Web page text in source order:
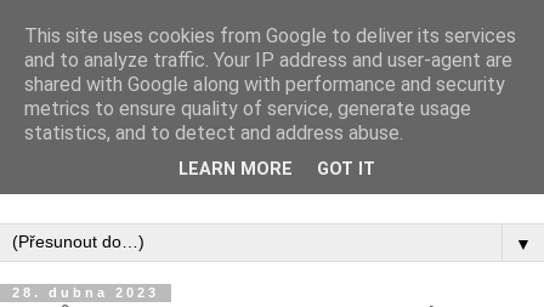
Inspirujte se tím, co píší posluchači kurzů a co se na nich
▼
28. dubna 2023
This site uses cookies from Google to deliver its services
and to analyze traffic. Your IP address and user-agent are
shared with Google along with performance and security
metrics to ensure quality of service, generate usage
statistics, and to detect and address abuse.
LEARN MORE GOT IT